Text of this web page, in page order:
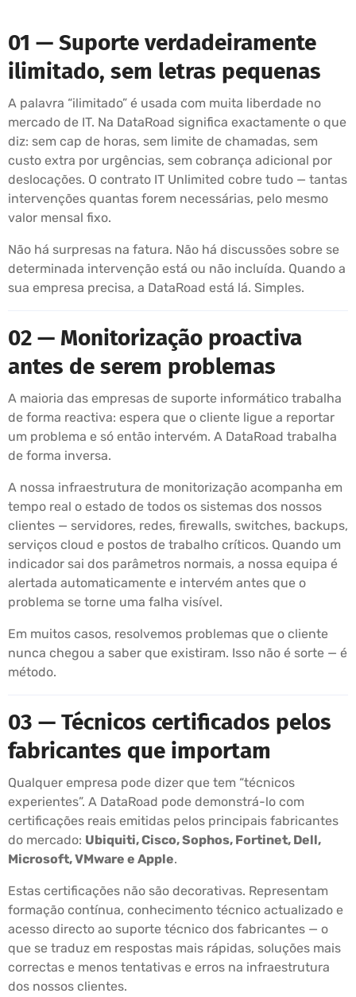
01 — Suporte verdadeiramente
ilimitado, sem letras pequenas
A palavra “ilimitado” é usada com muita liberdade no
mercado de IT. Na DataRoad significa exactamente o que
diz: sem cap de horas, sem limite de chamadas, sem
custo extra por urgências, sem cobrança adicional por
deslocações. O contrato IT Unlimited cobre tudo — tantas
intervenções quantas forem necessárias, pelo mesmo
valor mensal fixo.
Não há surpresas na fatura. Não há discussões sobre se
determinada intervenção está ou não incluída. Quando a
sua empresa precisa, a DataRoad está lá. Simples.
02 — Monitorização proactiva
antes de serem problemas
A maioria das empresas de suporte informático trabalha
de forma reactiva: espera que o cliente ligue a reportar
um problema e só então intervém. A DataRoad trabalha
de forma inversa.
A nossa infraestrutura de monitorização acompanha em
tempo real o estado de todos os sistemas dos nossos
clientes — servidores, redes, firewalls, switches, backups,
serviços cloud e postos de trabalho críticos. Quando um
indicador sai dos parâmetros normais, a nossa equipa é
alertada automaticamente e intervém antes que o
problema se torne uma falha visível.
Em muitos casos, resolvemos problemas que o cliente
nunca chegou a saber que existiram. Isso não é sorte — é
método.
03 — Técnicos certificados pelos
fabricantes que importam
Qualquer empresa pode dizer que tem “técnicos
experientes”. A DataRoad pode demonstrá-lo com
certificações reais emitidas pelos principais fabricantes
do mercado: Ubiquiti, Cisco, Sophos, Fortinet, Dell,
Microsoft, VMware e Apple.
Estas certificações não são decorativas. Representam
formação contínua, conhecimento técnico actualizado e
acesso directo ao suporte técnico dos fabricantes — o
que se traduz em respostas mais rápidas, soluções mais
correctas e menos tentativas e erros na infraestrutura
dos nossos clientes.